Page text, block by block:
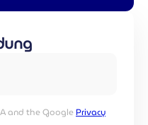
and the Google Privacy